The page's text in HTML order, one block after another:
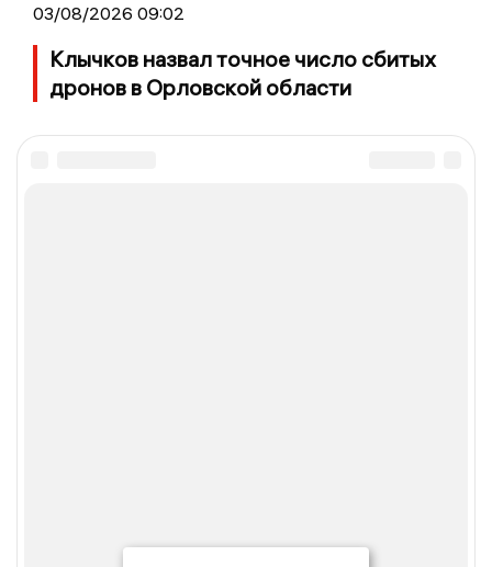
03/08/2026 09:02
Клычков назвал точное число сбитых
дронов в Орловской области